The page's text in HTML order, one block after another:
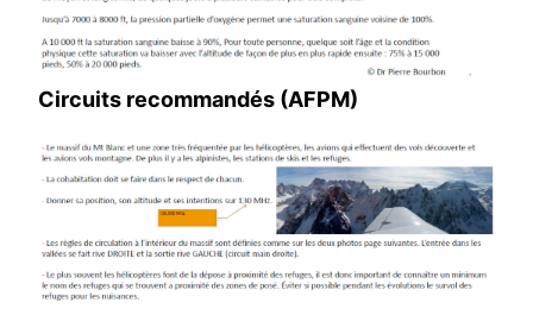
Circuits recommandés (AFPM)